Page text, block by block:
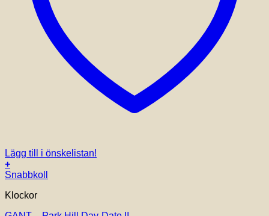
Lägg till i önskelistan!
+
Snabbkoll
Klockor